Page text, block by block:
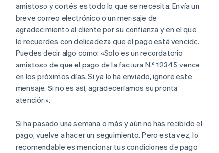
amistoso y cortés es todo lo que se necesita. Envía un
breve correo electrónico o un mensaje de
agradecimiento al cliente por su confianza y en el que
le recuerdes con delicadeza que el pago está vencido.
Puedes decir algo como: «Solo es un recordatorio
amistoso de que el pago de la factura N.º 12345 vence
en los próximos días. Si ya lo ha enviado, ignore este
mensaje. Si no es así, agradeceríamos su pronta
atención».
Si ha pasado una semana o más y aún no has recibido el
pago, vuelve a hacer un seguimiento. Pero esta vez, lo
recomendable es mencionar tus condiciones de pago